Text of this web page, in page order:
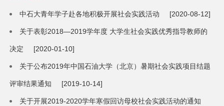
中石大青年学子赴各地积极开展社会实践活动 [2020-08-12]
关于表彰2018—2019学年度 大学生社会实践优秀指导教师的
决定 [2020-01-10]
关于公布2019年中国石油大学（北京）暑期社会实践项目结题
评审结果通知 [2019-10-14]
关于开展2019-2020学年寒假回访母校社会实践活动的通知